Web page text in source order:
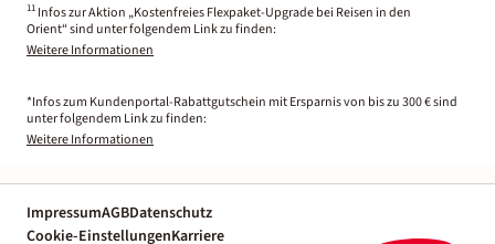
11 Infos zur Aktion „Kostenfreies Flexpaket-Upgrade bei Reisen in den
Orient“ sind unter folgendem Link zu finden:
Weitere Informationen
*Infos zum Kundenportal-Rabattgutschein mit Ersparnis von bis zu 300 € sind
unter folgendem Link zu finden:
Weitere Informationen
ImpressumAGBDatenschutz
Cookie-EinstellungenKarriere